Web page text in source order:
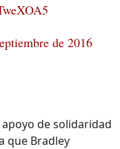
de 2016
de solidaridad
que Bradley